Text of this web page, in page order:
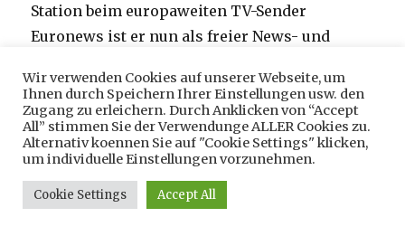
Station beim europaweiten TV-Sender
Euronews ist er nun als freier News- und
tätig. Dort beendet er im September auch sein
Masterstudium in Documentary Filmmaking
an der Goldsmiths University of London. Sein
Debüt-Dokumentarfilm “Jordanien – Land der
Geflüchteten” wurde in Deutschland in mehr
als 12 Kinos aufgeführt, unter anderem auch
Wir verwenden Cookies auf unserer Webseite, um
Ihnen durch Speichern Ihrer Einstellungen usw. den
Zugang zu erleichern. Durch Anklicken von “Accept
All” stimmen Sie der Verwendunge ALLER Cookies zu.
Alternativ koennen Sie auf "Cookie Settings" klicken,
um individuelle Einstellungen vorzunehmen.
Cookie Settings Accept All